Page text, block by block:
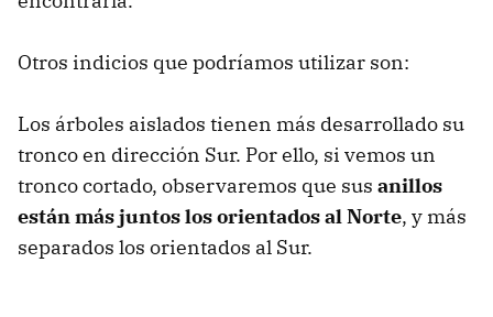
Otros indicios que podríamos utilizar son:
Los árboles aislados tienen más desarrollado su
tronco en dirección Sur. Por ello, si vemos un
tronco cortado, observaremos que sus anillos
están más juntos los orientados al Norte, y más
separados los orientados al Sur.